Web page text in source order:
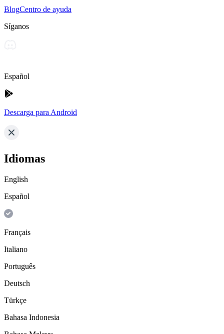
BlogCentro de ayuda
Síganos
Español
Descarga para Android
Idiomas
English
Español
Français
Italiano
Português
Deutsch
Türkçe
Bahasa Indonesia